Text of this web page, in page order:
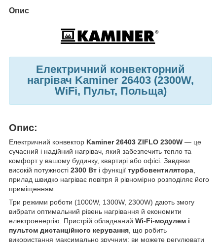
Опис
Електричний конвекторний
нагрівач Kaminer 26403 (2300W,
WiFi, Пульт, Польща)
Опис:
Електричний конвектор Kaminer 26403 ZIFLO 2300W — це
сучасний і надійний нагрівач, який забезпечить тепло та
комфорт у вашому будинку, квартирі або офісі. Завдяки
високій потужності 2300 Вт і функції турбовентилятора,
прилад швидко нагріває повітря й рівномірно розподіляє його
приміщенням.
Три режими роботи (1000W, 1300W, 2300W) дають змогу
вибрати оптимальний рівень нагрівання й економити
електроенергію. Пристрій обладнаний Wi-Fi-модулем і
пультом дистанційного керування, що робить
використання максимально зручним: ви можете регулювати